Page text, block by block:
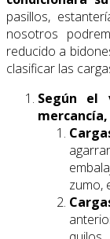
pasillos,
nosotros
reducido a
clasificar las
Según el
zumo,